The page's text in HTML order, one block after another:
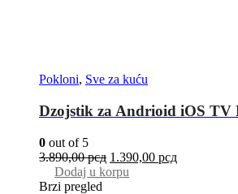
Pokloni, Sve za kuću
Dzojstik za Andrioid iOS TV
0 out of 5
3.890,00рсд 1.390,00 рсд
Dodaj u korpu
Brzi pregled